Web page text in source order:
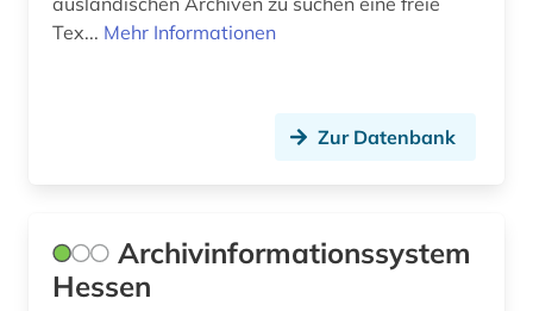
französisch (2)
frühe neuzeit (1)
Tex... Mehr Informationen
Zur Datenbank
Archivinformationssystem
Hessen